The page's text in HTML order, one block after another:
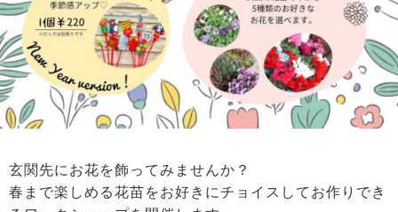
玄関先にお花を飾ってみませんか？
春まで楽しめる花苗をお好きにチョイスしてお作りでき